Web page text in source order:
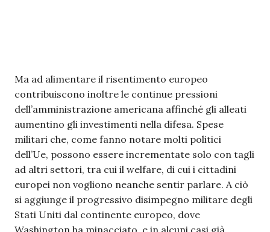
Ma ad alimentare il risentimento europeo
contribuiscono inoltre le continue pressioni
dell’amministrazione americana affinché gli alleati
aumentino gli investimenti nella difesa. Spese
militari che, come fanno notare molti politici
dell’Ue, possono essere incrementate solo con tagli
ad altri settori, tra cui il welfare, di cui i cittadini
europei non vogliono neanche sentir parlare. A ciò
si aggiunge il progressivo disimpegno militare degli
Stati Uniti dal continente europeo, dove